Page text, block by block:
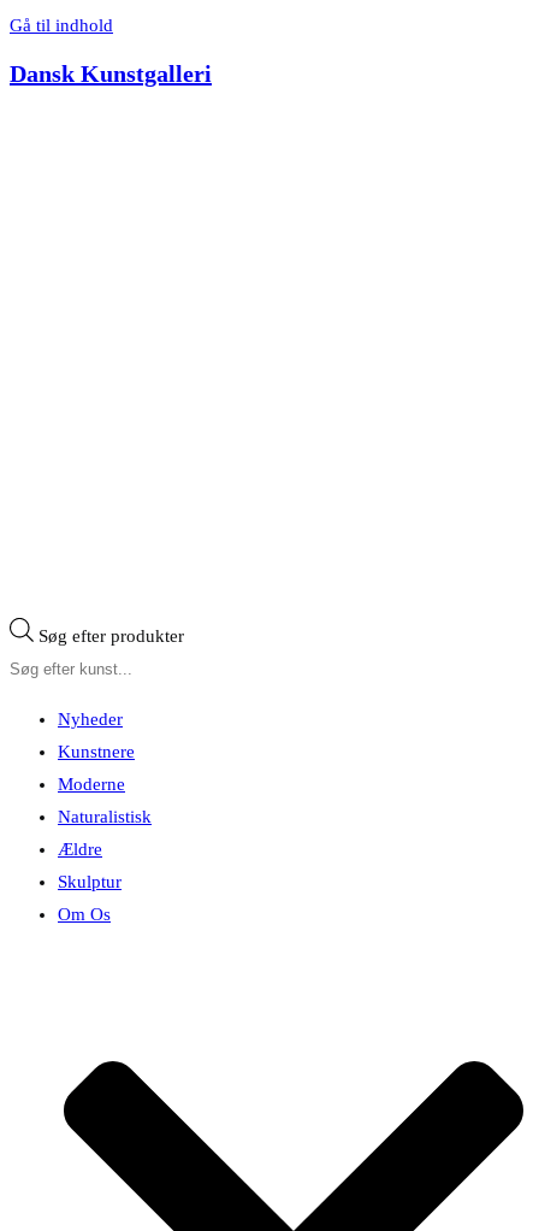
Gå til indhold
Dansk Kunstgalleri
Søg efter produkter
Nyheder
Kunstnere
Moderne
Naturalistisk
Ældre
Skulptur
Om Os